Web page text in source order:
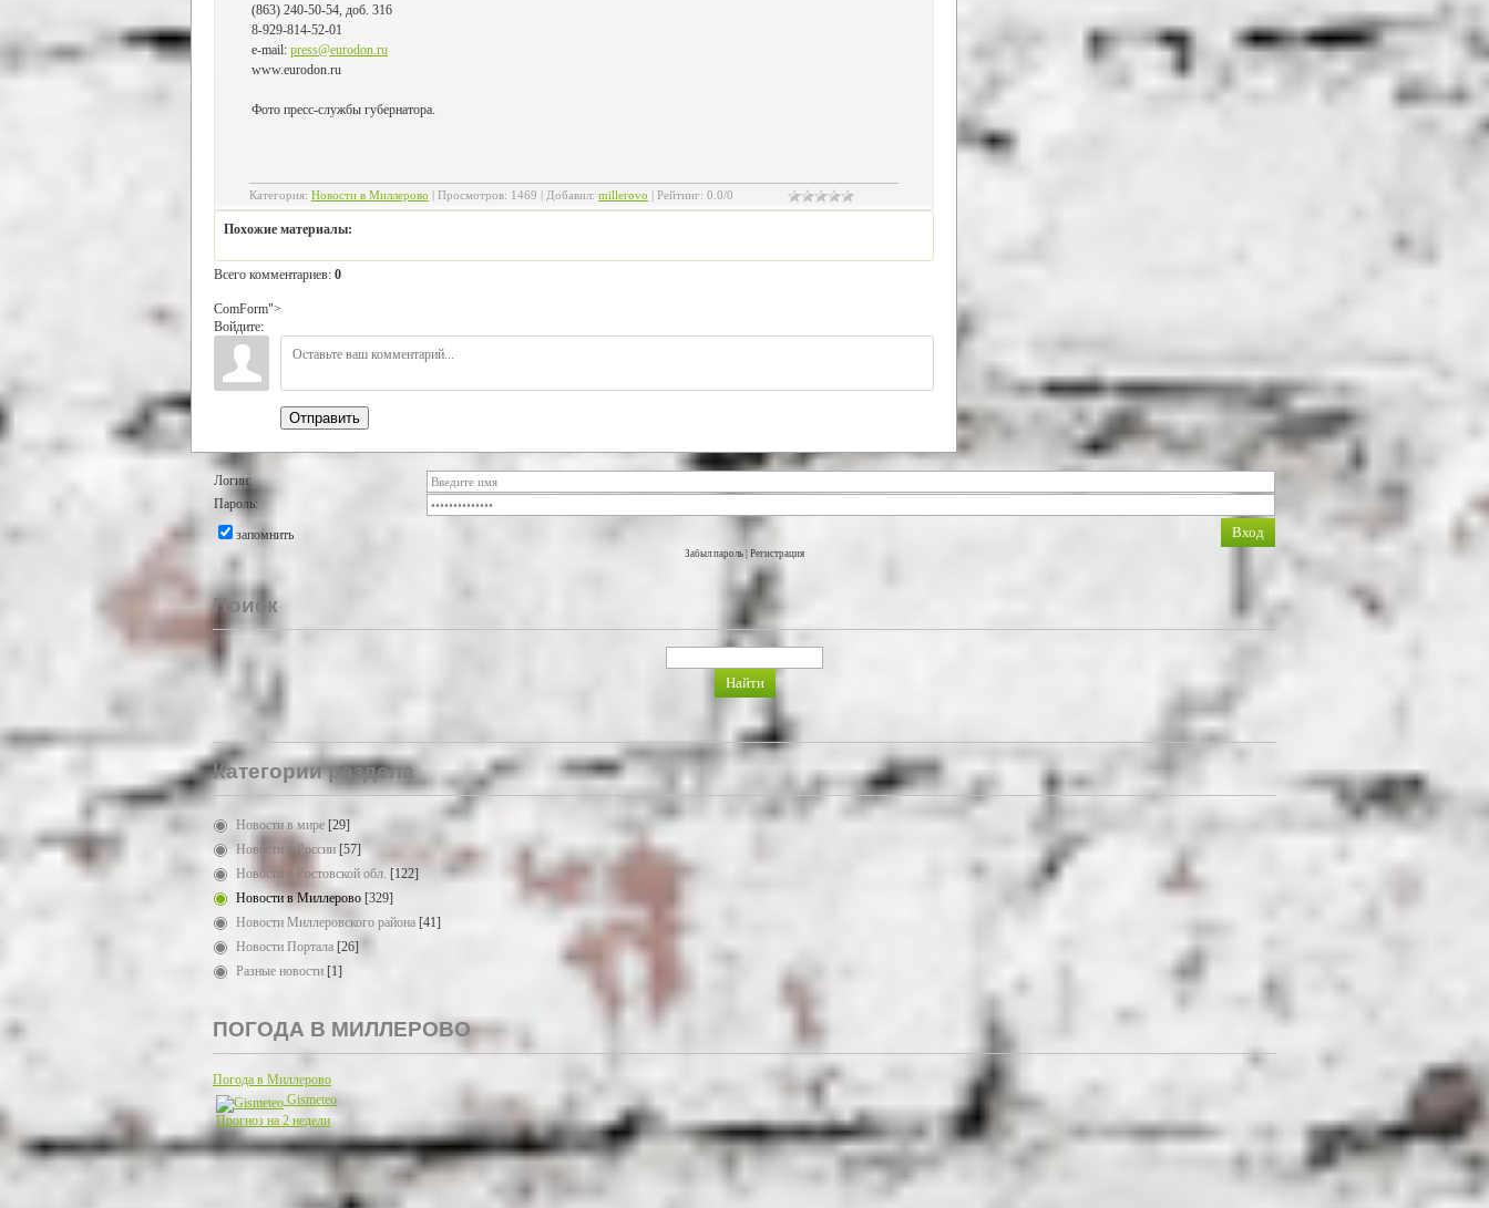
(863) 240-50-54, доб. 316
8-929-814-52-01
e-mail: press@eurodon.ru
www.eurodon.ru
Фото пресс-службы губернатора.
Категория: Новости в Миллерово Просмотров: 1469 Добавил: millerovo Рейтинг: 0.0/0
Похожие материалы:
Всего комментариев: 0
ComForm">
Войдите:
Отправить
Логин:
Пароль:
запомнить
Забыл пароль Регистрация
Поиск
Категории раздела
Новости в мире [29]
Новости в России [57]
Новости в Ростовской обл. [122]
Новости в Миллерово [329]
Новости Миллеровского района [41]
Новости Портала [26]
Разные новости [1]
ПОГОДА В МИЛЛЕРОВО
Погода в Миллерово
Gismeteo
Прогноз на 2 недели